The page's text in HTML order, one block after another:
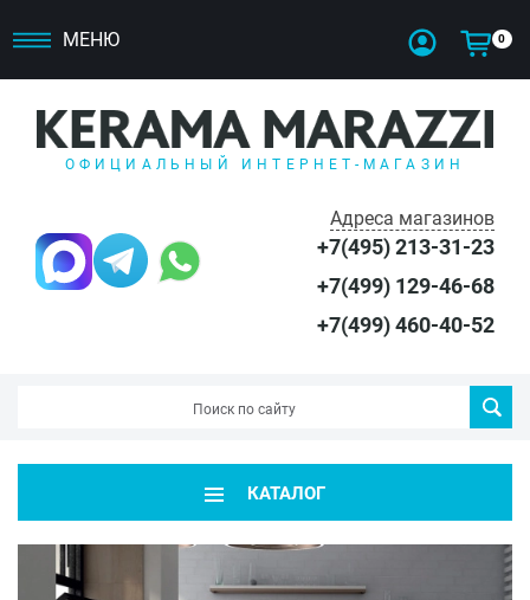
МЕНЮ 0
ОФИЦИАЛЬНЫЙ ИНТЕРНЕТ-МАГАЗИН
Адреса магазинов
+7(495) 213-31-23
+7(499) 129-46-68
+7(499) 460-40-52
КАТАЛОГ